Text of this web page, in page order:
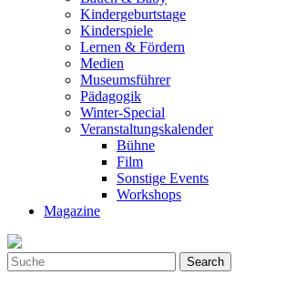
Kindergeburtstage
Kinderspiele
Lernen & Fördern
Medien
Museumsführer
Pädagogik
Winter-Special
Veranstaltungskalender
Bühne
Film
Sonstige Events
Workshops
Magazine